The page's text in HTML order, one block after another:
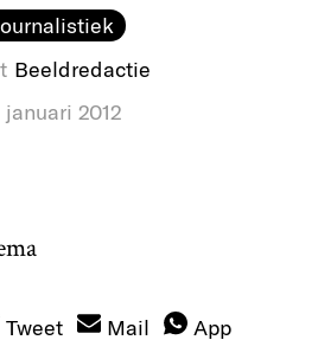
Beeldredactie
januari 2012
Tweet Mail App